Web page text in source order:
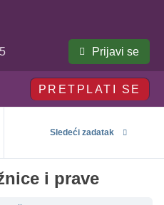
Prijavi se
PRETPLATI SE
Sledeći zadatak
i prave